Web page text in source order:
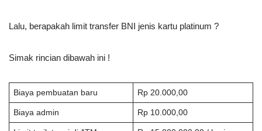
Lalu, berapakah limit transfer BNI jenis kartu platinum ?
Simak rincian dibawah ini !
Biaya pembuatan baru Rp 20.000,00
Biaya admin Rp 10.000,00